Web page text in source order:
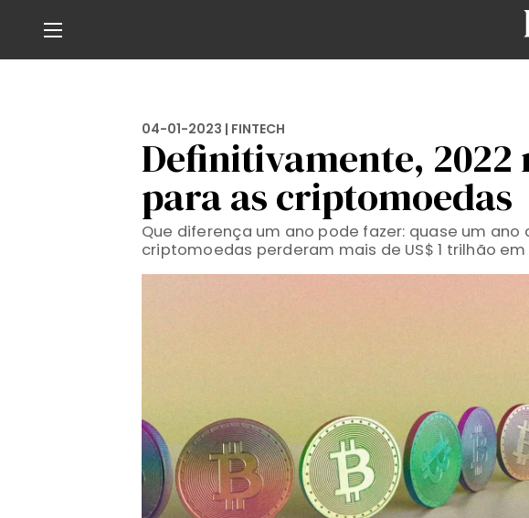
04-01-2023 | FINTECH
Definitivamente, 2022
para as criptomoedas
Que diferença um ano pode fazer: quase um ano
criptomoedas perderam mais de US$ 1 trilhão